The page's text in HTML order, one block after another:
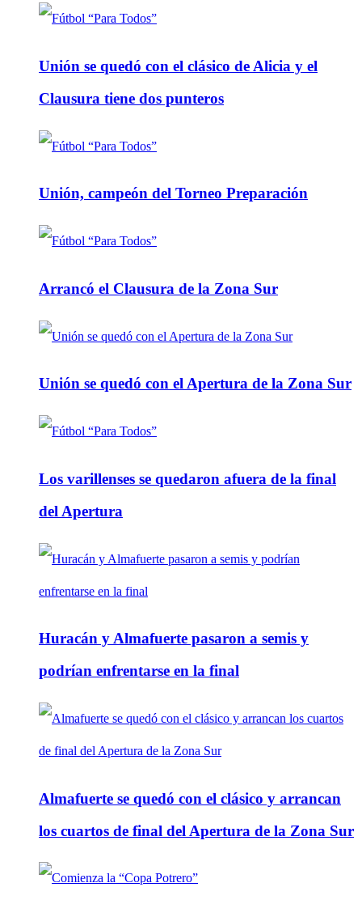
Unión se quedó con el clásico de Alicia y el
Clausura tiene dos punteros
Unión, campeón del Torneo Preparación
Arrancó el Clausura de la Zona Sur
Unión se quedó con el Apertura de la Zona Sur
Los varillenses se quedaron afuera de la final
del Apertura
Huracán y Almafuerte pasaron a semis y
podrían enfrentarse en la final
Almafuerte se quedó con el clásico y arrancan
los cuartos de final del Apertura de la Zona Sur